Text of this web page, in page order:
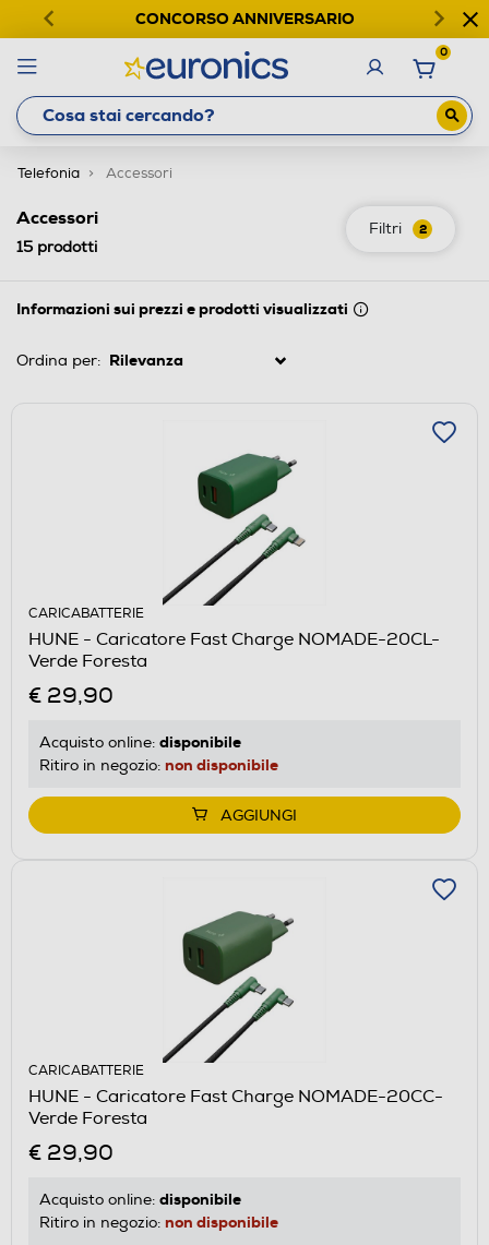
CONCORSO ANNIVERSARIO
0
Telefonia Accessori
Filtri 2
Accessori
15 prodotti
Informazioni sui prezzi e prodotti visualizzati
Ordina per:
CARICABATTERIE
HUNE - Caricatore Fast Charge NOMADE-20CL-
Verde Foresta
€ 29,90
Acquisto online: disponibile
Ritiro in negozio: non disponibile
AGGIUNGI
CARICABATTERIE
HUNE - Caricatore Fast Charge NOMADE-20CC-
Verde Foresta
€ 29,90
Acquisto online: disponibile
Ritiro in negozio: non disponibile